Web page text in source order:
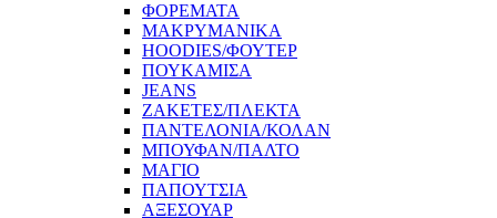
ΦΟΡΕΜΑΤΑ
ΜΑΚΡΥΜΑΝΙΚΑ
HOODIES/ΦΟΥΤΕΡ
ΠΟΥΚΑΜΙΣΑ
JEANS
ΖΑΚΕΤΕΣ/ΠΛΕΚΤΑ
ΠΑΝΤΕΛΟΝΙΑ/ΚΟΛΑΝ
ΜΠΟΥΦΑΝ/ΠΑΛΤΟ
ΜΑΓΙΟ
ΠΑΠΟΥΤΣΙΑ
ΑΞΕΣΟΥΑΡ